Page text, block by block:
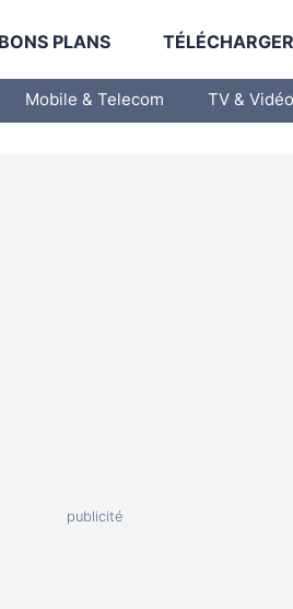
BONS PLANS
Mobile & Telecom TV & Vidéo